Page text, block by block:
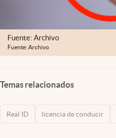
Fuente: Archivo
Fuente: Archivo
Temas relacionados
Real ID licencia de conducir